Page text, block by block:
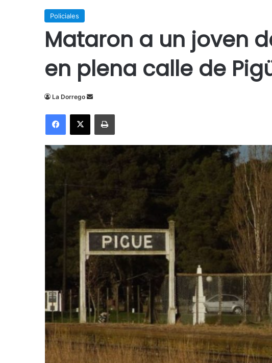
Policiales
Mataron a un joven
en plena calle de
La Dorrego
Send
email
Facebook
X Imprimir